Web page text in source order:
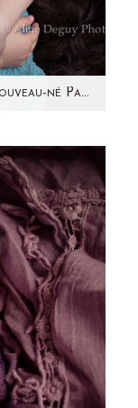
Photographe bébé – photographe nouveau-né Paris & région parisienne – Studio – Maëly
se cachait